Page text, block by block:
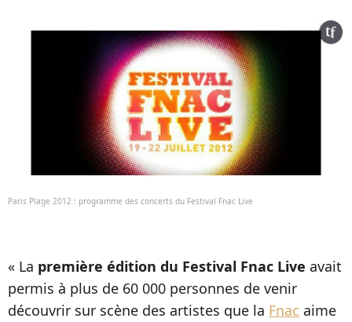
Paris Plage 2012 : programme des concerts du Festival Fnac Live
« La première édition du Festival Fnac Live avait
permis à plus de 60 000 personnes de venir
découvrir sur scène des artistes que la Fnac aime